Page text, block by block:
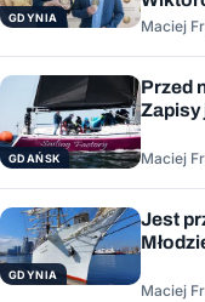
GDYNIA Maciej
GDAŃSK
Przed
Zapisy
Maciej
GDYNIA
Jest
Maciej